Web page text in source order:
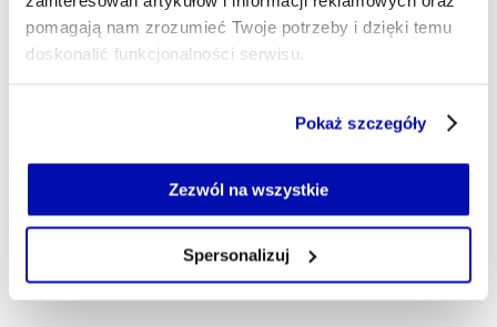
pomagają nam zrozumieć Twoje potrzeby i dzięki temu
doskonalić funkcjonalności serwisu.
Jeżeli nie wyrażasz zgody na zapisywanie plików cookie,
możesz łatwo zarządzać swoimi uprawnieniami, np. we
własnej przeglądarce internetowej lub po wybraniu opcji
Pokaż szczegóły
Zezwól na wszystkie
Spersonalizuj